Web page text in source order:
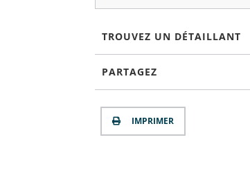
TROUVEZ UN DÉTAILLANT
PARTAGEZ
IMPRIMER